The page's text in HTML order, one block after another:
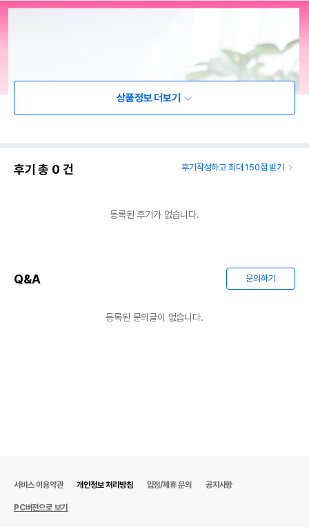
상품정보 더보기
후기 총 0 건 후기작성하고 최대 150점 받기
등록된 후기가 없습니다.
Q&A 문의하기
등록된 문의글이 없습니다.
서비스 이용약관 개인정보 처리방침 입점/제휴 문의 공지사항
PC버전으로 보기